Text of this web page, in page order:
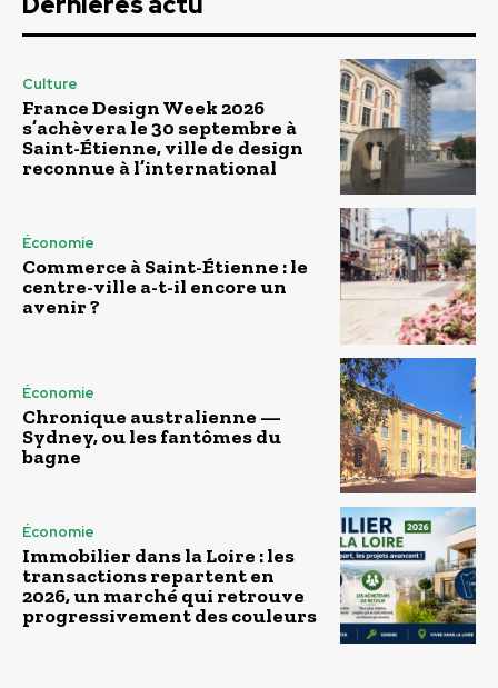
Culture
France Design Week 2026
s’achèvera le 30 septembre à
Saint-Étienne, ville de design
reconnue à l’international
Économie
Commerce à Saint-Étienne : le
centre-ville a-t-il encore un
avenir ?
Économie
Chronique australienne —
Sydney, ou les fantômes du
bagne
Économie
Immobilier dans la Loire : les
transactions repartent en
2026, un marché qui retrouve
progressivement des couleurs